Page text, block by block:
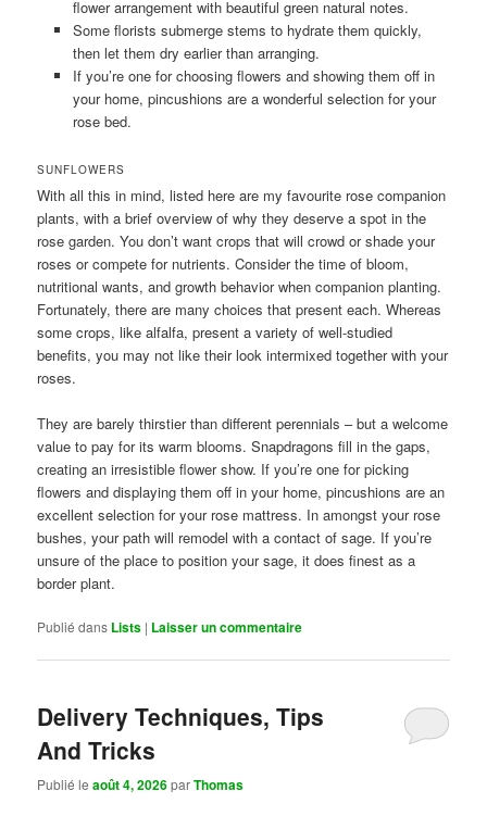
flower arrangement with beautiful green natural notes.
Some florists submerge stems to hydrate them quickly,
then let them dry earlier than arranging.
If you’re one for choosing flowers and showing them off in
your home, pincushions are a wonderful selection for your
rose bed.
SUNFLOWERS
With all this in mind, listed here are my favourite rose companion
plants, with a brief overview of why they deserve a spot in the
rose garden. You don’t want crops that will crowd or shade your
roses or compete for nutrients. Consider the time of bloom,
nutritional wants, and growth behavior when companion planting.
Fortunately, there are many choices that present each. Whereas
some crops, like alfalfa, present a variety of well-studied
benefits, you may not like their look intermixed together with your
roses.
They are barely thirstier than different perennials – but a welcome
value to pay for its warm blooms. Snapdragons fill in the gaps,
creating an irresistible flower show. If you’re one for picking
flowers and displaying them off in your home, pincushions are an
excellent selection for your rose mattress. In amongst your rose
bushes, your path will remodel with a contact of sage. If you’re
unsure of the place to position your sage, it does finest as a
border plant.
Publié dans Lists | Laisser un commentaire
Delivery Techniques, Tips
And Tricks
Publié leaoût 4, 2026parThomas